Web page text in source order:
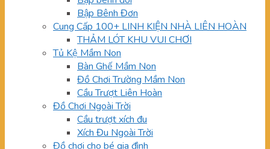
Bập Bênh Đơn
Cung Cấp 100+ LINH KIỆN NHÀ LIÊN HOÀN
THẢM LÓT KHU VUI CHƠI
Tủ Kệ Mầm Non
Bàn Ghế Mầm Non
Đồ Chơi Trường Mầm Non
Cầu Trượt Liên Hoàn
Đồ Chơi Ngoài Trời
Cầu trượt xích đu
Xích Đu Ngoài Trời
Đồ chơi cho bé gia đình